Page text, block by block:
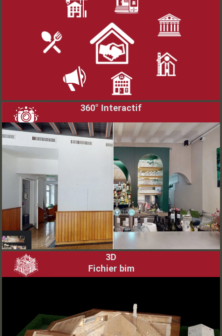
[obflink-text link="/secteurs-dactivite-
solutions-services-sur-mesure/"
label="Solutions Visuelles Innovantes
pour Tous Secteurs"]
De l'immobilier à l'architecture, en passant par la
construction, l'hôtellerie et la restauration, nos services
apportent une valeur ajoutée unique à chaque domaine.
360° Interactif
[obflink-text link="/vues-avant-apres-
360-interactives-et-drone-360/"
label="Avant/Après Travaux en 360°: La
Révolution Visuelle"]
Découvrez la transformation avec nos vues interactives
360° et drones. Visualisez l'évolution des espaces avant
et après les travaux!
3D
Fichier bim
[obflink-text link="/3d-tout-en-un-bim-
scans-modelisation-plus/" label="BIM,
Modélisation & Impression 3D: Réalité